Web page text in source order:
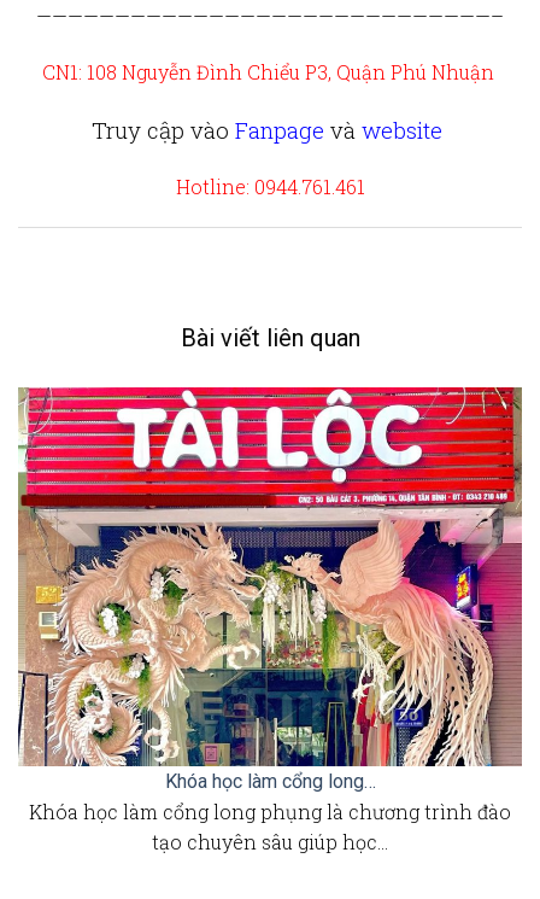
—————————————————————————————–
CN1: 108 Nguyễn Đình Chiểu P3, Quận Phú Nhuận
Truy cập vào Fanpage và website
Hotline: 0944.761.461
Bài viết liên quan
Khóa học làm cổng long…
Khóa học làm cổng long phụng là chương trình đào
tạo chuyên sâu giúp học…